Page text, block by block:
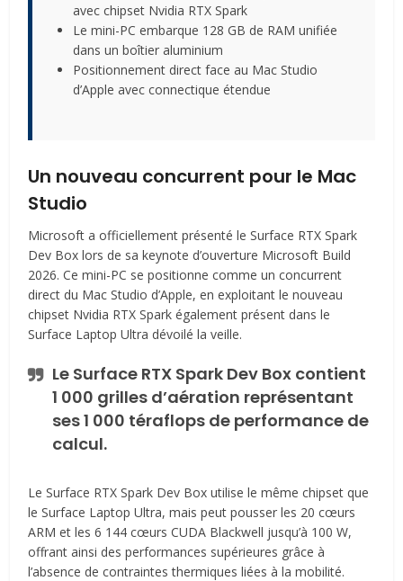
avec chipset Nvidia RTX Spark
Le mini-PC embarque 128 GB de RAM unifiée
dans un boîtier aluminium
Positionnement direct face au Mac Studio
d’Apple avec connectique étendue
Un nouveau concurrent pour le Mac
Studio
Microsoft a officiellement présenté le Surface RTX Spark
Dev Box lors de sa keynote d’ouverture Microsoft Build
2026. Ce mini-PC se positionne comme un concurrent
direct du Mac Studio d’Apple, en exploitant le nouveau
chipset Nvidia RTX Spark également présent dans le
Surface Laptop Ultra dévoilé la veille.
Le Surface RTX Spark Dev Box contient
1 000 grilles d’aération représentant
ses 1 000 téraflops de performance de
calcul.
Le Surface RTX Spark Dev Box utilise le même chipset que
le Surface Laptop Ultra, mais peut pousser les 20 cœurs
ARM et les 6 144 cœurs CUDA Blackwell jusqu’à 100 W,
offrant ainsi des performances supérieures grâce à
l’absence de contraintes thermiques liées à la mobilité.